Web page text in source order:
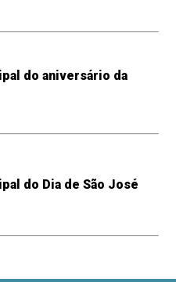
do aniversário da
do Dia de São José